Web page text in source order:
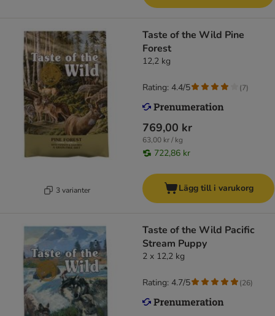
3 varianter
Taste of the Wild Pine
Forest
12,2 kg
769,00 kr
63,00 kr / kg
722,86 kr
Rating: 4.4/5 (7)
Lägg till i varukorg
Taste of the Wild Pacific
Stream Puppy
2 x 12,2 kg
Rating: 4.7/5 (26)